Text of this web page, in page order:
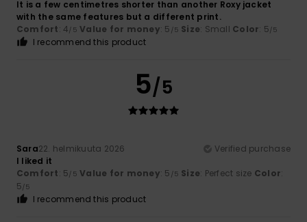
It is a few centimetres shorter than another Roxy jacket
with the same features but a different print.
Comfort: 4/5 Value for money: 5 /5 Size: Small Color: 5/5
I recommend this product
5/5
Sara22. helmikuuta 2026
Verified purchase
I liked it
Comfort: 5/5 Value for money: 5 /5 Size: Perfect size Color:
5/5
I recommend this product